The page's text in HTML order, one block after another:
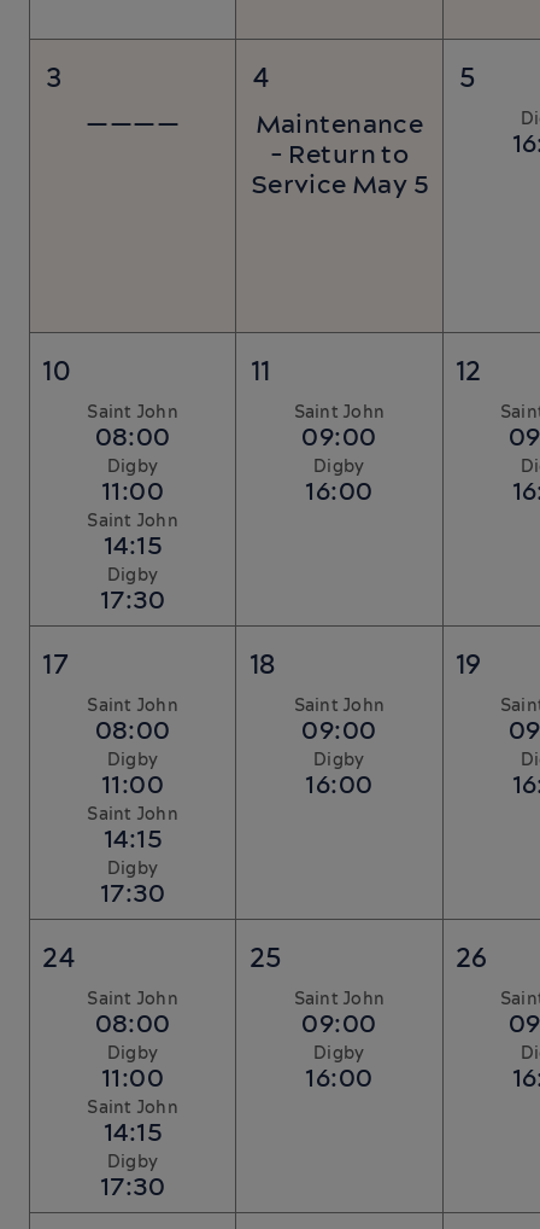
3
————
4
Maintenance
- Return to
Service May 5
5
10
Saint John
08:00
Digby
11:00
Saint John
14:15
Digby
17:30
11
Saint John
09:00
Digby
16:00
12
17
Saint John
08:00
Digby
11:00
Saint John
14:15
Digby
17:30
18
Saint John
09:00
Digby
16:00
19
24
Saint John
08:00
Digby
11:00
Saint John
14:15
Digby
17:30
25
Saint John
09:00
Digby
16:00
26